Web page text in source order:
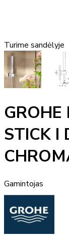
Turime sandėlyje
GROHE
STICK I
Gamintojas